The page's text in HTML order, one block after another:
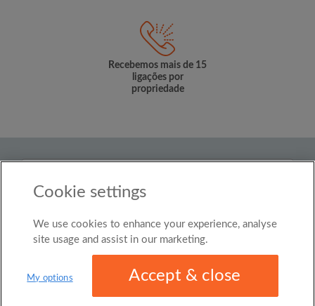
Recebemos mais de 15
ligações por
propriedade
Brasil
© Roomgo Limited 2025 - 21 Market Place, Stockport,
United Kingdom, SK1 1EU
Cookie settings
We use cookies to enhance your experience, analyse
site usage and assist in our marketing.
My options Accept & close